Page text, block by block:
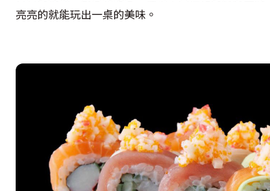
亮亮的就能玩出一桌的美味。